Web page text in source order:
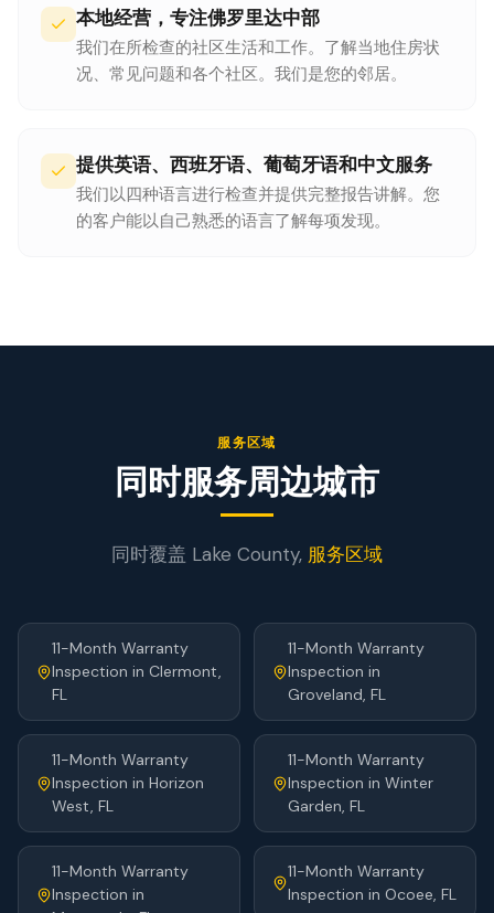
本地经营，专注佛罗里达中部
我们在所检查的社区生活和工作。了解当地住房状
况、常见问题和各个社区。我们是您的邻居。
提供英语、西班牙语、葡萄牙语和中文服务
我们以四种语言进行检查并提供完整报告讲解。您
的客户能以自己熟悉的语言了解每项发现。
服务区域
同时服务周边城市
同时覆盖 Lake County, 服务区域
11-Month Warranty
Inspection in Clermont,
FL
11-Month Warranty
Inspection in
Groveland, FL
11-Month Warranty
Inspection in Horizon
West, FL
11-Month Warranty
Inspection in Winter
Garden, FL
11-Month Warranty
Inspection in
11-Month Warranty
Inspection in Ocoee, FL